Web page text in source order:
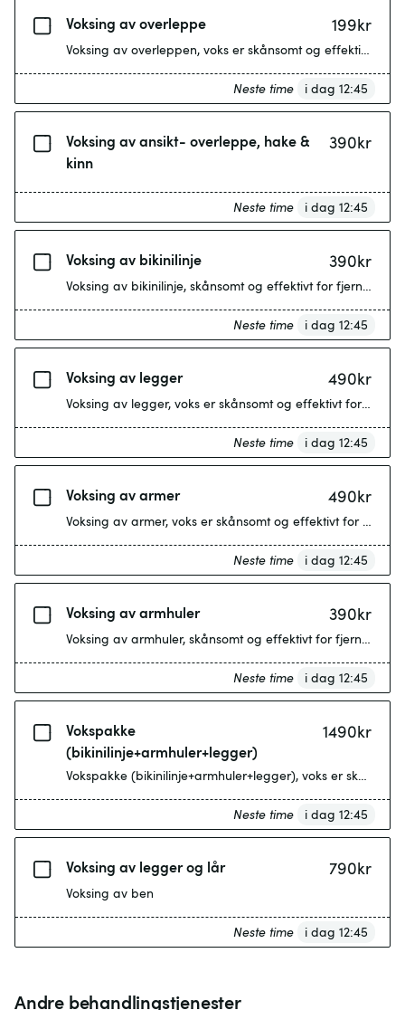
Voksing av overleppe 199kr
Voksing av overleppen, voks er skånsomt og effektivt for
Neste time i dag 12:45
Voksing av ansikt- overleppe, hake &
kinn
390kr
Neste time i dag 12:45
Voksing av bikinilinje 390kr
Voksing av bikinilinje, skånsomt og effektivt for fjerning
Neste time i dag 12:45
Voksing av legger 490kr
Voksing av legger, voks er skånsomt og effektivt for
Neste time i dag 12:45
Voksing av armer 490kr
Voksing av armer, voks er skånsomt og effektivt for
Neste time i dag 12:45
Voksing av armhuler 390kr
Voksing av armhuler, skånsomt og effektivt for fjerning
Neste time i dag 12:45
Vokspakke
(bikinilinje+armhuler+legger)
1490kr
Vokspakke (bikinilinje+armhuler+legger), voks er
Neste time i dag 12:45
Voksing av legger og lår 790kr
Voksing av ben
Neste time i dag 12:45
Andre behandlingstjenester